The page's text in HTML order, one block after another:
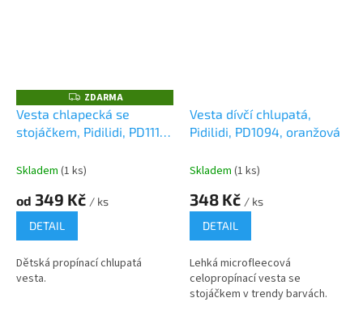
Z
D
A
R
ZDARMA
Vesta chlapecká se
stojáčkem, Pidilidi, PD1115-
Skladem (1 ks)
od 349 Kč / ks
DETAIL
Dětská propínací chlupatá
vesta.
Vesta dívčí chlupatá,
Pidilidi, PD1094, oranžová
Skladem (1 ks)
348 Kč / ks
DETAIL
Lehká microfleecová
celopropínací vesta se
stojáčkem v trendy barvách.